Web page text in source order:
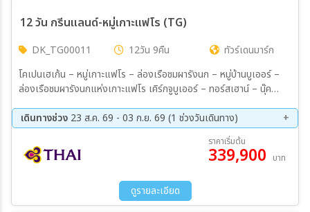
12 วัน กรีนแลนด์-หมู่เกาะแฟโร (TG)
DK_TG00011 12วัน 9คืน
ทัวร์เดนมาร์ก
โคเปนเฮเก้น – หมู่เกาะแฟโร – ล่องเรือชมผารังนก – หมู่บ้านบูเออร์ –
ล่องเรือชมผารังนกแห่งเกาะแฟโร เคิร์กจูบูเออร์ – ทอร์สเฮาน์ – นุ๊ค
เรือชมไอซ์ฟยอร์ด - ธารน้ำแข็งรัสเซล – แคงเกอร์ลุสซวก - Ice Sheet
Point 660
เดินทางช่วง 23 ส.ค. 69 - 03 ก.ย. 69 (1 ช่วงวันเดินทาง)
ราคาเริ่มต้น
339,900 บาท
ดูรายละเอียด